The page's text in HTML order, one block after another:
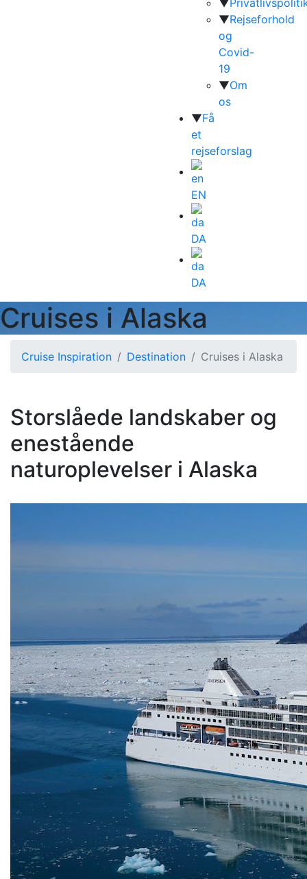
▼
▼Rejseforhold
og
Covid-
19
▼Om
os
▼Få
et
rejseforslag
EN
DA
DA
Cruises i Alaska
Cruise Inspiration Destination Cruises i Alaska
Storslåede landskaber og
enestående
naturoplevelser i Alaska